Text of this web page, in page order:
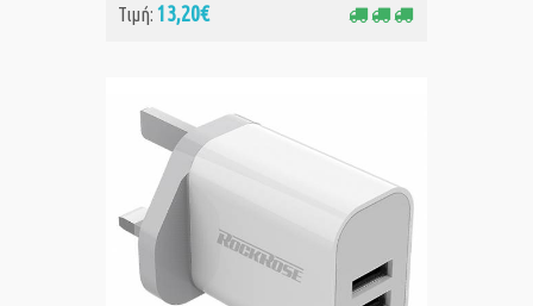
Τιμή: 13,20€